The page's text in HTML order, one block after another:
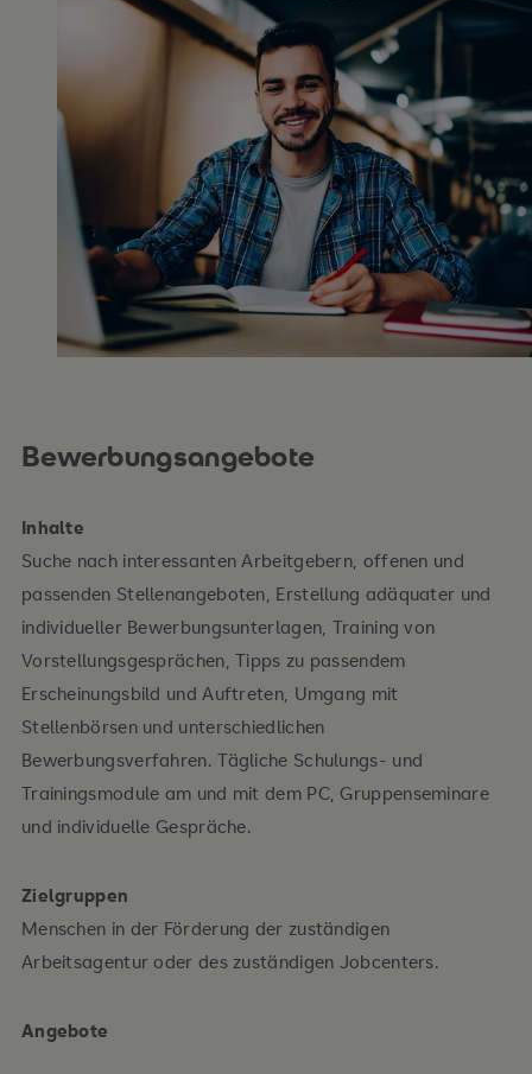
Bewerbungsangebote
Inhalte
Suche nach interessanten Arbeitgebern, offenen und
passenden Stellenangeboten, Erstellung adäquater und
individueller Bewerbungsunterlagen, Training von
Vorstellungsgesprächen, Tipps zu passendem
Erscheinungsbild und Auftreten, Umgang mit
Stellenbörsen und unterschiedlichen
Bewerbungsverfahren. Tägliche Schulungs- und
Trainingsmodule am und mit dem PC, Gruppenseminare
und individuelle Gespräche.
Zielgruppen
Menschen in der Förderung der zuständigen
Arbeitsagentur oder des zuständigen Jobcenters.
Angebote